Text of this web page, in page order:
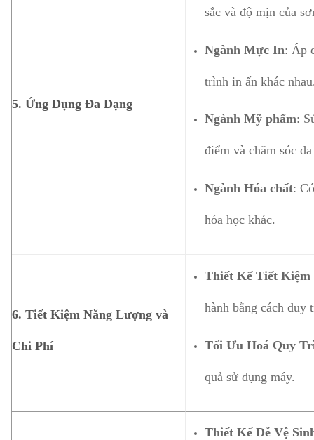
5. Ứng Dụng Đa Dạng
sắc và độ mịn của
Ngành Mực In: Áp
trình in ấn khác
Ngành Mỹ phẩm:
điểm và chăm sóc
Ngành Hóa chất:
hóa học khác.
6. Tiết Kiệm Năng Lượng và
Chi Phí
Thiết Kế Tiết Kiệm
hành bằng cách duy
Tối Ưu Hoá Quy
quả sử dụng máy.
Thiết Kế Dễ Vệ